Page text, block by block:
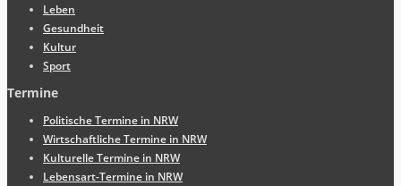
Leben
Gesundheit
Kultur
Sport
Termine
Politische Termine in NRW
Wirtschaftliche Termine in NRW
Kulturelle Termine in NRW
Lebensart-Termine in NRW